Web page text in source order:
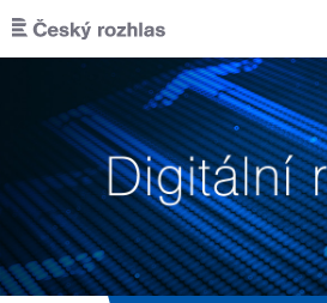
Přejít k hlavnímu obsahu